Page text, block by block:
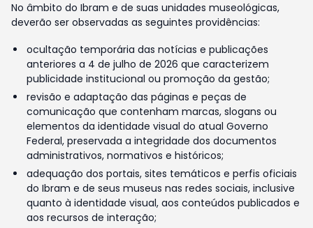
No âmbito do Ibram e de suas unidades museológicas,
deverão ser observadas as seguintes providências:
ocultação temporária das notícias e publicações
anteriores a 4 de julho de 2026 que caracterizem
publicidade institucional ou promoção da gestão;
revisão e adaptação das páginas e peças de
comunicação que contenham marcas, slogans ou
elementos da identidade visual do atual Governo
Federal, preservada a integridade dos documentos
administrativos, normativos e históricos;
adequação dos portais, sites temáticos e perfis oficiais
do Ibram e de seus museus nas redes sociais, inclusive
quanto à identidade visual, aos conteúdos publicados e
aos recursos de interação;